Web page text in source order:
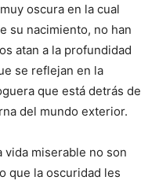
oscura en la cual
su nacimiento, no han
atan a la profundidad
se reflejan en la
que está detrás de
del mundo exterior.
vida miserable no son
que la oscuridad les